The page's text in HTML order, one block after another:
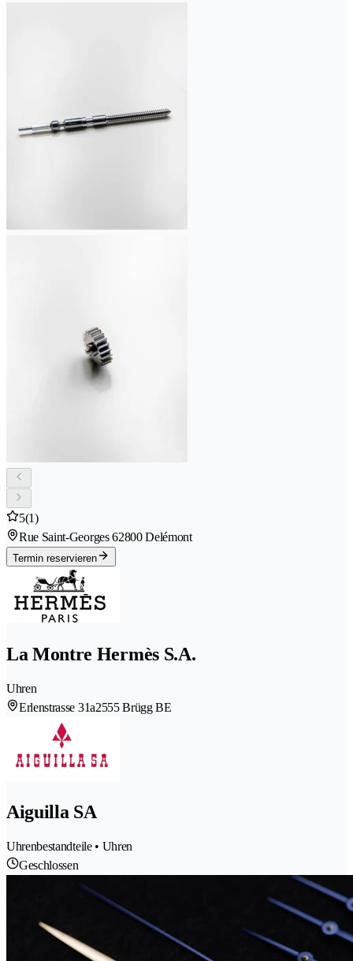
5(1)
Rue Saint-Georges 62800 Delémont
Termin reservieren
La Montre Hermès S.A.
Uhren
Erlenstrasse 31a2555 Brügg BE
Aiguilla SA
Uhrenbestandteile • Uhren
Geschlossen